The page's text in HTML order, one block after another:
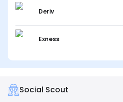
Deriv
Exness
Social Scout